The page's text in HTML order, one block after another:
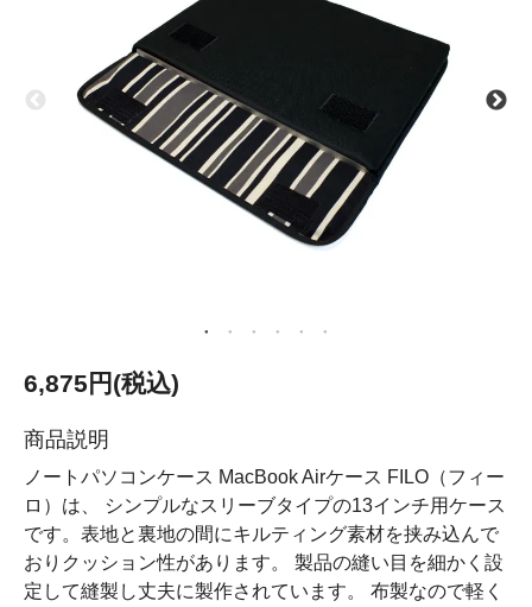
6,875円(税込)
商品説明
ノートパソコンケース MacBook Airケース FILO（フィー
ロ）は、 シンプルなスリーブタイプの13インチ用ケース
です。表地と裏地の間にキルティング素材を挟み込んで
おりクッション性があります。 製品の縫い目を細かく設
定して縫製し丈夫に製作されています。 布製なので軽く